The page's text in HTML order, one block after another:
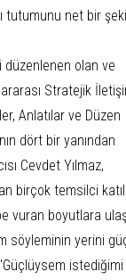
tutumunu net bir
düzenlenen olan ve
Stratejik
Anlatılar ve Düzen
dört bir yanından
Cevdet Yılmaz,
birçok temsilci
boyutlara
söyleminin yerini
istediğimi